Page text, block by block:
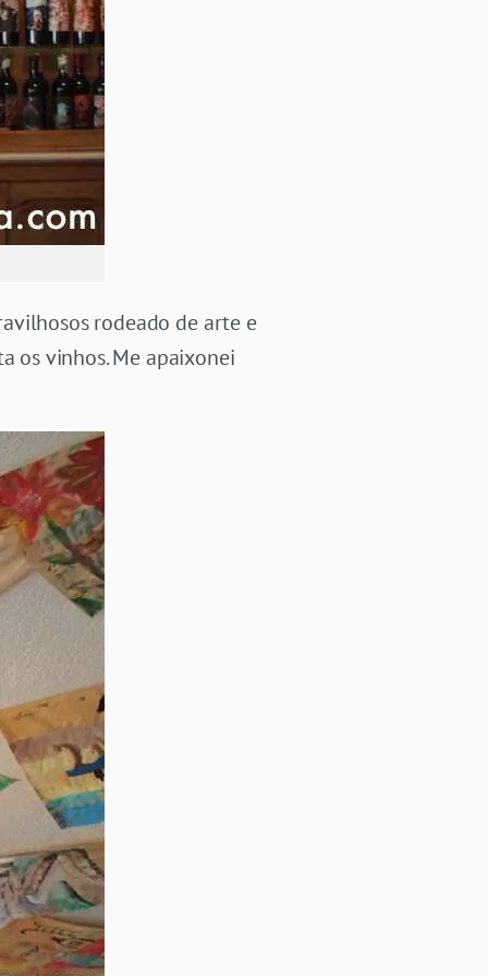
rodeado de arte e
os vinhos. Me apaixonei